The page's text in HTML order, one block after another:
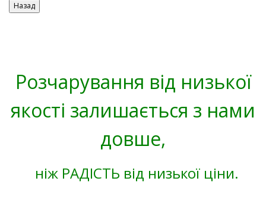
Розчарування від низької
якості залишається з нами
довше,
ніж РАДІСТЬ від низької ціни.